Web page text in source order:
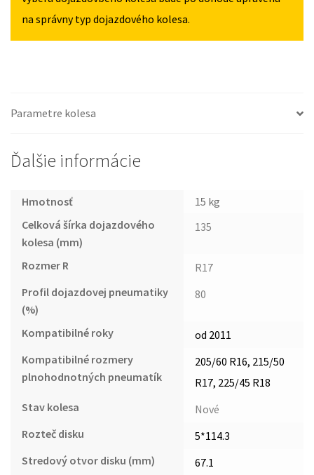
135/80R17
5X114,3
na správny typ dojazdového kolesa.
Parametre kolesa
Ďalšie informácie
Hmotnosť
15 kg
Celková šírka dojazdového
kolesa (mm)
135
Rozmer R
R17
Profil dojazdovej pneumatiky
(%)
80
Kompatibilné roky
od 2011
Kompatibilné rozmery
plnohodnotných pneumatík
205/60 R16, 215/50
R17, 225/45 R18
Stav kolesa
Nové
Rozteč disku
5*114.3
Stredový otvor disku (mm)
67.1